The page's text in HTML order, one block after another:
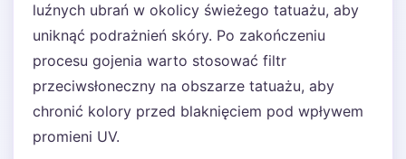
luźnych ubrań w okolicy świeżego tatuażu, aby
uniknąć podrażnień skóry. Po zakończeniu
procesu gojenia warto stosować filtr
przeciwsłoneczny na obszarze tatuażu, aby
chronić kolory przed blaknięciem pod wpływem
promieni UV.